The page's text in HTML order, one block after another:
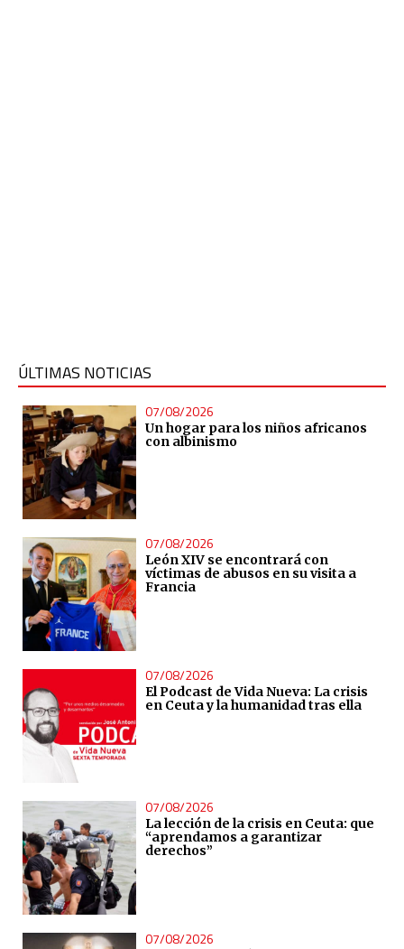
ÚLTIMAS NOTICIAS
07/08/2026
Un hogar para los niños africanos
con albinismo
07/08/2026
León XIV se encontrará con
víctimas de abusos en su visita a
Francia
07/08/2026
El Podcast de Vida Nueva: La crisis
en Ceuta y la humanidad tras ella
07/08/2026
La lección de la crisis en Ceuta: que
“aprendamos a garantizar
derechos”
07/08/2026